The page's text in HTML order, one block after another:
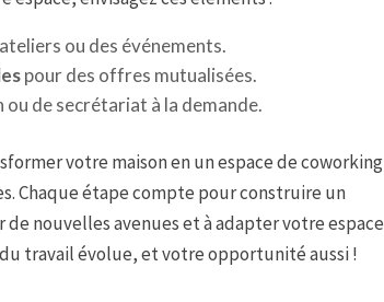
ou des événements.
pour des offres mutualisées.
ou de secrétariat à la demande.
votre maison en un espace de coworking
Chaque étape compte pour construire un
nouvelles avenues et à adapter votre espace
travail évolue, et votre opportunité aussi !